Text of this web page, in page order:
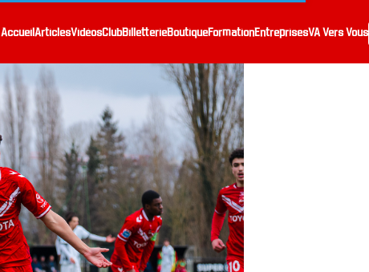
AccueilArticlesVidéosClubBilletterieBoutiqueFormationEntreprisesVA Vers Vous